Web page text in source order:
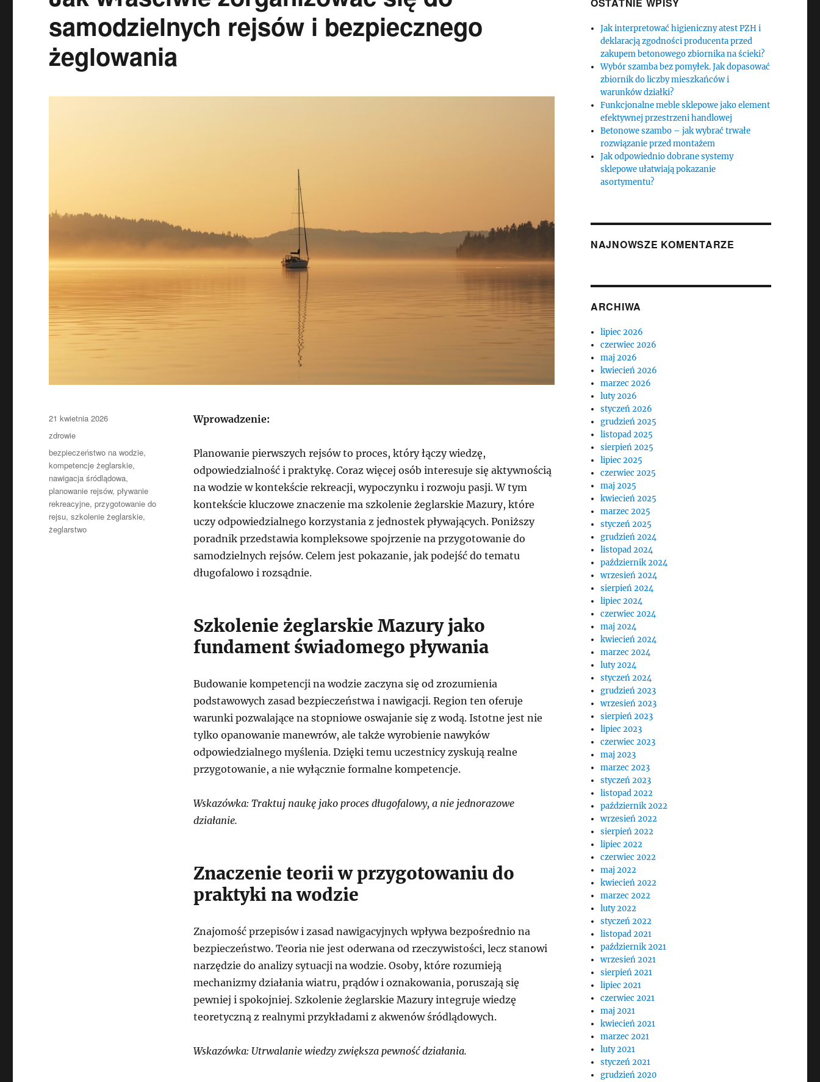
samodzielnych rejsów i bezpiecznego
żeglowania
Wprowadzenie:
Planowanie pierwszych rejsów to proces, który łączy wiedzę,
odpowiedzialność i praktykę. Coraz więcej osób interesuje się aktywnością
na wodzie w kontekście rekreacji, wypoczynku i rozwoju pasji. W tym
kontekście kluczowe znaczenie ma szkolenie żeglarskie Mazury, które
uczy odpowiedzialnego korzystania z jednostek pływających. Poniższy
poradnik przedstawia kompleksowe spojrzenie na przygotowanie do
samodzielnych rejsów. Celem jest pokazanie, jak podejść do tematu
długofalowo i rozsądnie.
Szkolenie żeglarskie Mazury jako
fundament świadomego pływania
Budowanie kompetencji na wodzie zaczyna się od zrozumienia
podstawowych zasad bezpieczeństwa i nawigacji. Region ten oferuje
warunki pozwalające na stopniowe oswajanie się z wodą. Istotne jest nie
tylko opanowanie manewrów, ale także wyrobienie nawyków
odpowiedzialnego myślenia. Dzięki temu uczestnicy zyskują realne
przygotowanie, a nie wyłącznie formalne kompetencje.
Wskazówka: Traktuj naukę jako proces długofalowy, a nie jednorazowe
działanie.
Znaczenie teorii w przygotowaniu do
praktyki na wodzie
Znajomość przepisów i zasad nawigacyjnych wpływa bezpośrednio na
bezpieczeństwo. Teoria nie jest oderwana od rzeczywistości, lecz stanowi
narzędzie do analizy sytuacji na wodzie. Osoby, które rozumieją
mechanizmy działania wiatru, prądów i oznakowania, poruszają się
pewniej i spokojniej. Szkolenie żeglarskie Mazury integruje wiedzę
teoretyczną z realnymi przykładami z akwenów śródlądowych.
Wskazówka: Utrwalanie wiedzy zwiększa pewność działania.
Data
publikacji
21 kwietnia 2026
Kategorie
zdrowie
Tagi
bezpieczeństwo na wodzie,
kompetencje żeglarskie,
nawigacja śródlądowa,
planowanie rejsów,pływanie
rekreacyjne,przygotowanie do
rejsu,szkolenie żeglarskie,
żeglarstwo
Jak interpretować higieniczny atest PZH i
deklaracją zgodności producenta przed
zakupem betonowego zbiornika na ścieki?
Wybór szamba bez pomyłek. Jak dopasować
zbiornik do liczby mieszkańców i
warunków działki?
Funkcjonalne meble sklepowe jako element
efektywnej przestrzeni handlowej
Betonowe szambo – jak wybrać trwałe
rozwiązanie przed montażem
Jak odpowiednio dobrane systemy
sklepowe ułatwiają pokazanie
asortymentu?
NAJNOWSZE KOMENTARZE
ARCHIWA
lipiec 2026
czerwiec 2026
maj 2026
kwiecień 2026
marzec 2026
luty 2026
styczeń 2026
grudzień 2025
listopad 2025
sierpień 2025
lipiec 2025
czerwiec 2025
maj 2025
kwiecień 2025
marzec 2025
styczeń 2025
grudzień 2024
listopad 2024
październik 2024
wrzesień 2024
sierpień 2024
lipiec 2024
czerwiec 2024
maj 2024
kwiecień 2024
marzec 2024
luty 2024
styczeń 2024
grudzień 2023
wrzesień 2023
sierpień 2023
lipiec 2023
czerwiec 2023
maj 2023
marzec 2023
styczeń 2023
listopad 2022
październik 2022
wrzesień 2022
sierpień 2022
lipiec 2022
czerwiec 2022
maj 2022
kwiecień 2022
marzec 2022
luty 2022
styczeń 2022
listopad 2021
październik 2021
wrzesień 2021
sierpień 2021
lipiec 2021
czerwiec 2021
maj 2021
kwiecień 2021
marzec 2021
luty 2021
styczeń 2021
grudzień 2020